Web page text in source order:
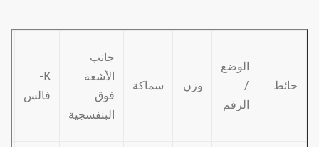
حائط
الوضع
/
الرقم
وزن سماكة
جانب
الأشعة
فوق
البنفسجية
K-
فالس